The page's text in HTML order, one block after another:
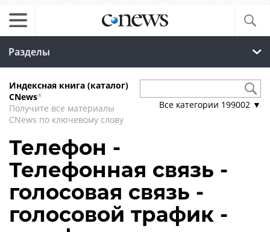
Разделы
Индексная книга (каталог)
CNews*
Получите все материалы
CNews по ключевому слову
Все категории 199002 ▼
Телефон -
Телефонная связь -
голосовая связь -
голосовой трафик -